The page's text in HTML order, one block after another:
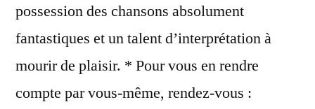
possession des chansons absolument
fantastiques et un talent d’interprétation à
mourir de plaisir. * Pour vous en rendre
compte par vous-même, rendez-vous :